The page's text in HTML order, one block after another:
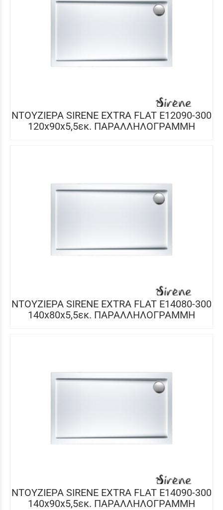
ΝΤΟΥΖΙΕΡΑ SIRENE EXTRA FLAT E12090-300
120x90x5,5εκ. ΠΑΡΑΛΛΗΛΟΓΡΑΜΜΗ
ΝΤΟΥΖΙΕΡΑ SIRENE EXTRA FLAT E14080-300
140x80x5,5εκ. ΠΑΡΑΛΛΗΛΟΓΡΑΜΜΗ
ΝΤΟΥΖΙΕΡΑ SIRENE EXTRA FLAT E14090-300
140x90x5,5εκ. ΠΑΡΑΛΛΗΛΟΓΡΑΜΜΗ